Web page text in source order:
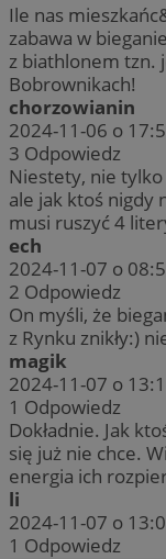
Ile nas
zabawa w
z biathlonem tzn.
Bobrownikach!
chorzowianin
2024-11-06 o
3 Odpowiedz
Niestety, nie
ale jak ktoś nigdy
musi ruszyć 4
ech
2024-11-07 o
2 Odpowiedz
On myśli, że
z Rynku znikły:)
magik
2024-11-07 o
1 Odpowiedz
Dokładnie. Jak
się już nie chce.
energia ich
li
2024-11-07 o
1 Odpowiedz